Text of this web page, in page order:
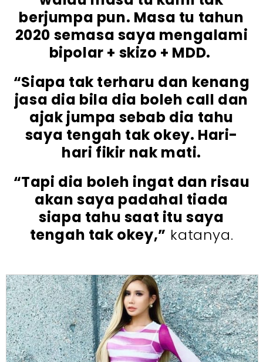
berjumpa pun. Masa tu tahun
2020 semasa saya mengalami
bipolar + skizo + MDD.
“Siapa tak terharu dan kenang
jasa dia bila dia boleh call dan
ajak jumpa sebab dia tahu
saya tengah tak okey. Hari-
hari fikir nak mati.
“Tapi dia boleh ingat dan risau
akan saya padahal tiada
siapa tahu saat itu saya
tengah tak okey,” katanya.